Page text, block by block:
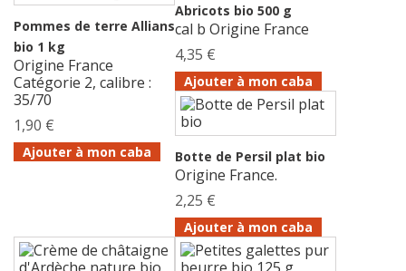
Pommes de terre Allians
bio 1 kg
Origine France
Catégorie 2, calibre :
35/70
1,90 €
Ajouter à mon caba
Abricots bio 500 g
cal b Origine France
4,35 €
Ajouter à mon caba
Botte de Persil plat bio
Origine France.
2,25 €
Ajouter à mon caba